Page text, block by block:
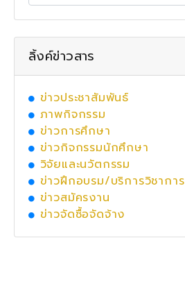
ลิ้งค์ข่าวสาร
ข่าวประชาสัมพันธ์
ภาพกิจกรรม
ข่าวการศึกษา
ข่าวกิจกรรมนักศึกษา
วิจัยและนวัตกรรม
ข่าวฝึกอบรม/บริการวิชาการ
ข่าวสมัครงาน
ข่าวจัดซื้อจัดจ้าง